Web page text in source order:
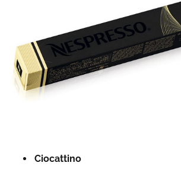
Ciocattino